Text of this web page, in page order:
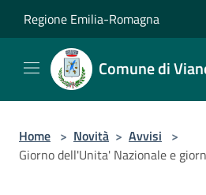
Regione Emilia-Romagna
Comune di
Home > Novità > Avvisi >
Giorno dell'Unita' Nazionale e